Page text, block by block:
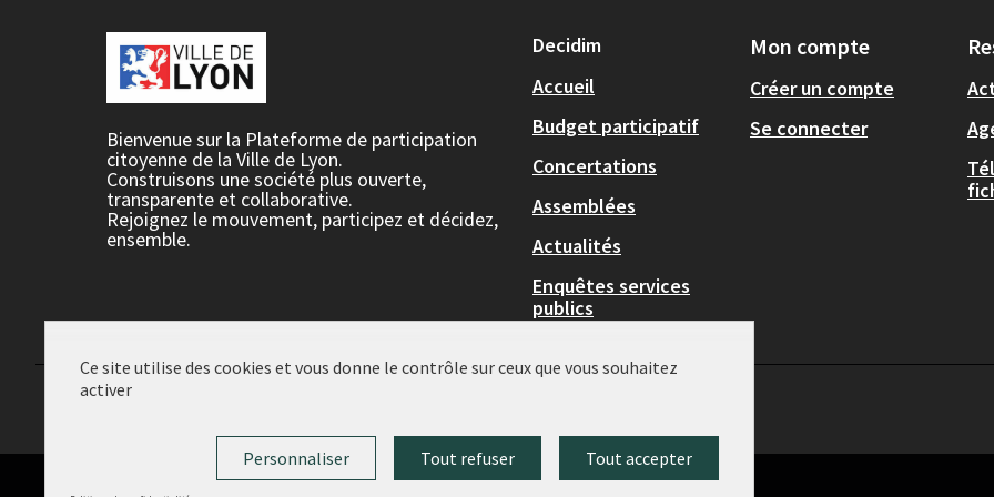
Bienvenue sur la Plateforme de participation
citoyenne de la Ville de Lyon.
Construisons une société plus ouverte,
transparente et collaborative.
Rejoignez le mouvement, participez et décidez,
ensemble.
Decidim
Accueil
Budget participatif
Concertations
Assemblées
Actualités
Enquêtes services
publics
Mon compte
Créer un compte
Se connecter
Ce site utilise des cookies et vous donne le contrôle sur ceux que vous souhaitez
activer
Tout accepter
Tout refuser
Personnaliser